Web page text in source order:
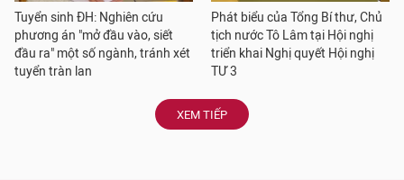
Tuyển sinh ĐH: Nghiên cứu
phương án "mở đầu vào, siết
đầu ra" một số ngành, tránh xét
tuyển tràn lan
Phát biểu của Tổng Bí thư, Chủ
tịch nước Tô Lâm tại Hội nghị
triển khai Nghị quyết Hội nghị
TƯ 3
XEM TIẾP